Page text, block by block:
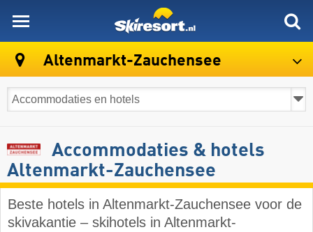
Altenmarkt-Zauchensee
Accommodaties & hotels
Altenmarkt-Zauchensee
Beste hotels in Altenmarkt-Zauchensee voor de
skivakantie – skihotels in Altenmarkt-